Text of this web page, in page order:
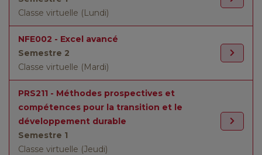
Classe virtuelle (Lundi)
NFE002 - Excel avancé
Semestre 2
Classe virtuelle (Mardi)
PRS211 - Méthodes prospectives et
compétences pour la transition et le
développement durable
Semestre 1
Classe virtuelle (Jeudi)